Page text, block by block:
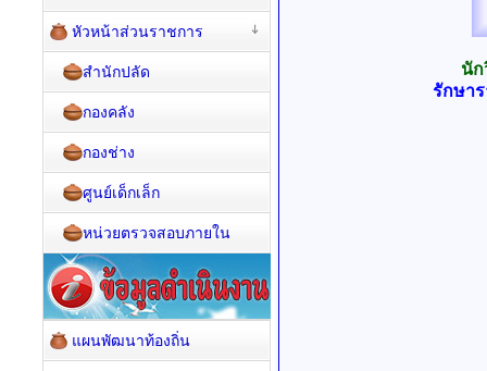
นัก
รักษา
หัวหน้าส่วนราชการ
สำนักปลัด
กองคลัง
กองช่าง
ศูนย์เด็กเล็ก
หน่วยตรวจสอบภายใน
แผนพัฒนาท้องถิ่น